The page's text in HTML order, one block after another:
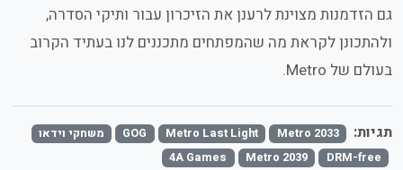
גם הזדמנות מצוינת לרענן את הזיכרון עבור ותיקי הסדרה,
ולהתכונן לקראת מה שהמפתחים מתכננים לנו בעתיד הקרוב
בעולם של Metro
.
תגיות: Metro 2033
Metro Last Light
GOG
משחקי וידאו
DRM-free
Metro 2039
4A Games